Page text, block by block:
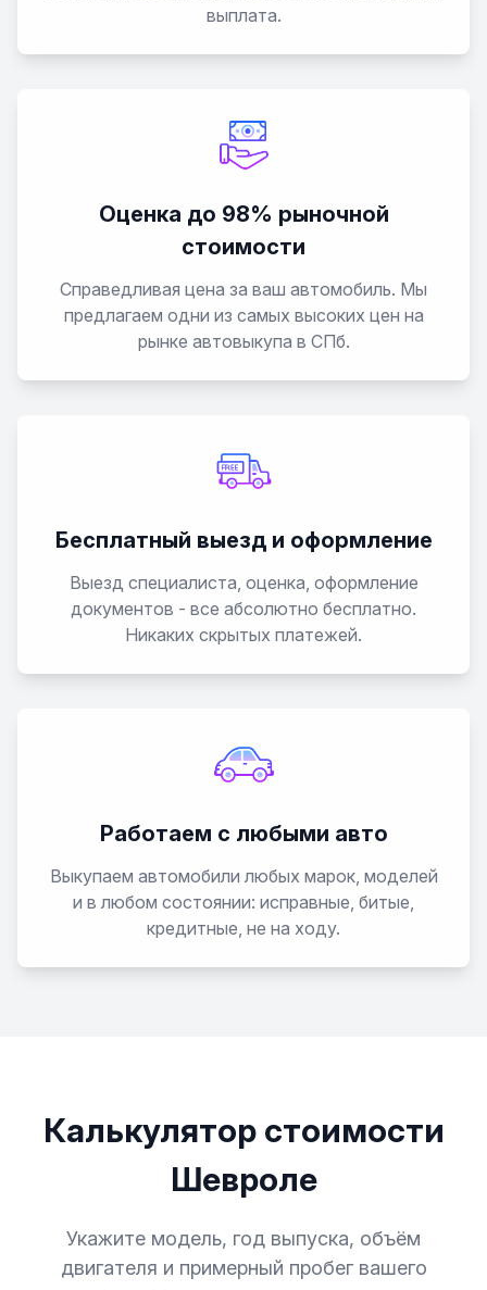
Epica
Equinox
Impala
Malibu
Prizm
выплата.
Оценка до 98% рыночной
стоимости
Справедливая цена за ваш автомобиль. Мы
предлагаем одни из самых высоких цен на
рынке автовыкупа в СПб.
Бесплатный выезд и оформление
Выезд специалиста, оценка, оформление
документов - все абсолютно бесплатно.
Никаких скрытых платежей.
Работаем с любыми авто
Выкупаем автомобили любых марок, моделей
и в любом состоянии: исправные, битые,
кредитные, не на ходу.
Калькулятор стоимости
Шевроле
Укажите модель, год выпуска, объём
двигателя и примерный пробег вашего